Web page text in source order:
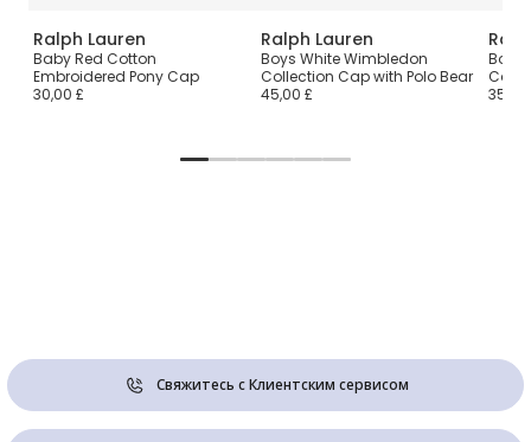
Ralph Lauren
Baby Red Cotton
Embroidered Pony Cap
30,00 £
Ralph Lauren
Boys White Wimbledon
Collection Cap with Polo Bear
45,00 £
Boys
Cap
35,00
Свяжитесь с Клиентским сервисом